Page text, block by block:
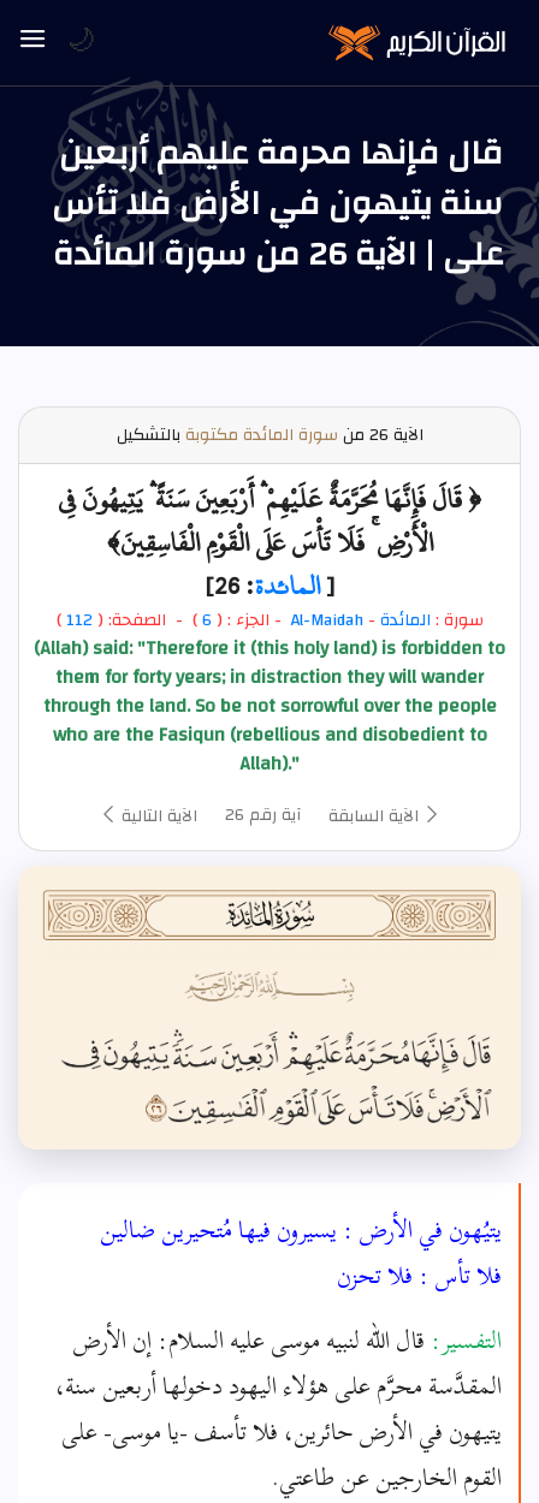
قال فإنها محرمة عليهم أربعين
سنة يتيهون في الأرض فلا تأس
على | الآية 26 من سورة المائدة
الآية سورة المائدة مكتوبةبالتشكيل
﴿ قَالَ فَإِنَّهَا مُحَرَّمَةٌ عَلَيْهِمْ ۛ أَرْبَعِينَ سَنَةً ۛ يَتِيهُونَ فِي
الْأَرْضِ ۚ فَلَا تَأْسَ عَلَى الْقَوْمِ الْفَاسِقِينَ﴾
[المائدة: 26]
سورة :المائدة-
Al-Maidah - الجزء : (6) - الصفحة: ( 112
)
(Allah) said: "Therefore it (this holy land) is forbidden to
them for forty years; in distraction they will wander
through the land. So be not sorrowful over the people
who are the Fasiqun (rebellious and disobedient to
Allah)."
الآية السابقة آية رقم 26 الآية التالية
يتيُهون في الأرض : يسيرون فيها مُتحيرين ضالين
فلا تأس : فلا تحزن
التفسير: قال الله لنبيه موسى عليه السلام: إن الأرض
المقدَّسة محرَّم على هؤلاء اليهود دخولها أربعين سنة،
يتيهون في الأرض حائرين، فلا تأسف -يا موسى- على
القوم الخارجين عن طاعتي.
🌙